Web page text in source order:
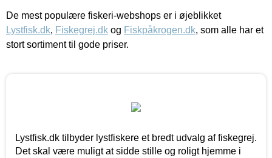
De mest populære fiskeri-webshops er i øjeblikket
Lystfisk.dk, Fiskegrej.dk og Fiskpåkrogen.dk, som alle har et
stort sortiment til gode priser.
Lystfisk.dk tilbyder lystfiskere et bredt udvalg af fiskegrej.
Det skal være muligt at sidde stille og roligt hjemme i